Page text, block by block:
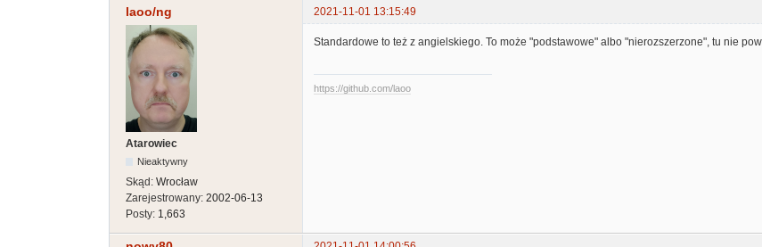
laoo/ng 2021-11-01 13:15:49
Atarowiec
Nieaktywny
Skąd: Wrocław
Zarejestrowany: 2002-06-13
Posty: 1,663
Standardowe to też z angielskiego. To może "podstawowe" albo "nierozszerzone", tu nie
https://github.com/laoo